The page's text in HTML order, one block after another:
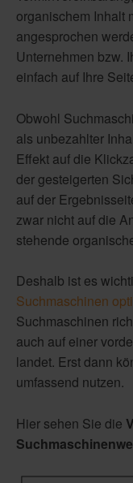
organischem Inhalt
angesprochen
Unternehmen bzw.
einfach auf Ihre
Obwohl
als unbezahlter
Effekt auf die
der gesteigerten
auf der
zwar nicht auf die
stehende
Deshalb ist es
Suchmaschinen
Suchmaschinen
auch auf einer
landet. Erst dann
umfassend nutzen.
Hier sehen Sie die